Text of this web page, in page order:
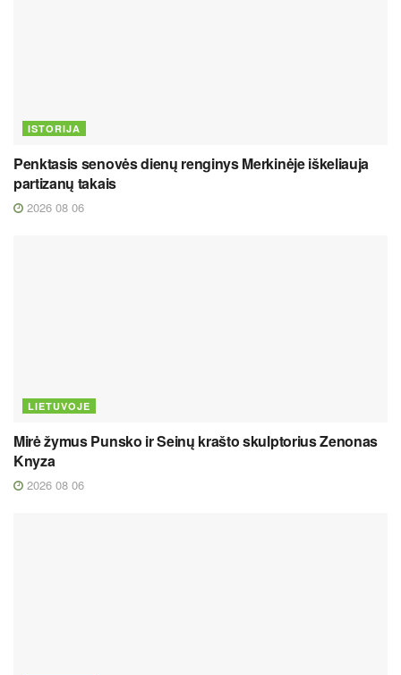
ISTORIJA
Penktasis senovės dienų renginys Merkinėje iškeliauja
partizanų takais
2026 08 06
LIETUVOJE
Mirė žymus Punsko ir Seinų krašto skulptorius Zenonas
Knyza
2026 08 06